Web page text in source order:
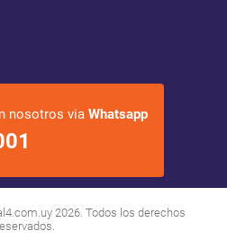
nosotros via Whatsapp
2026. Todos los derechos